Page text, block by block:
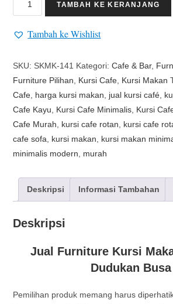
TAMBAH KE KERANJANG
Tambah ke Wishlist
SKU: SKMK-141 Kategori:Cafe & Bar,
Furniture Pilihan
Kursi Cafe Kursi Makan
Cafe harga kursi makan jual kursi café
Cafe Kayu
Kursi Cafe Minimalis Kursi
Cafe Murah
kursi cafe rotan kursi cafe
cafe sofa
kursi makan kursi makan
minimalis modern
murah
Deskripsi Informasi Tambahan
Deskripsi
Jual Furniture Kursi
Dudukan Busa
Pemilihan produk memang harus